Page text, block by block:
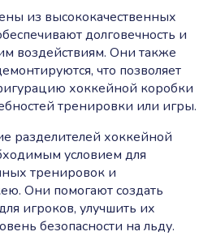
из высококачественных
долговечность и
воздействиям. Они также
что позволяет
хоккейной коробки
тренировки или игры.
разделителей хоккейной
условием для
тренировок и
Они помогают создать
игроков, улучшить их
безопасности на льду.